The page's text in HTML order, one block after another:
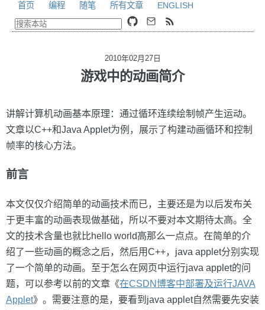
首页 编程 随笔 所有文章 ENGLISH
2010年02月27日
游戏中的动画简介
讲解计算机动画基本原理：通过循环连续绘制帧产生运动。
文章以C++和Java Applet为例，展示了构建动画循环和控制
帧率的核心方法。
前言
本文仅仅介绍简单的动画技术而已，主要还是为以后发布关
于更丰富的动画表现做基础，所以不要对本文期待太高。全
文的技术含量也就比hello world高那么一点点。在简单的介
绍了一些动画的概念之后，然后用C++，java applet分别实现
了一个简单的动画。至于怎么在网页中运行java applet的问
题，可以参考以前的文章《在CSDN博客中部署及运行JAVA
Applet》。需要注意的是，要看到java applet自然需要先安装